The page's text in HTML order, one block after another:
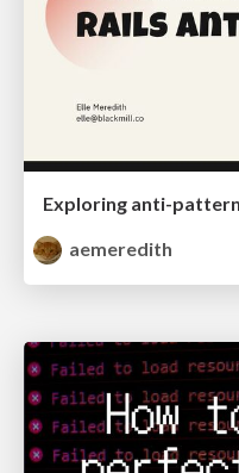
Exploring anti-
aemeredith